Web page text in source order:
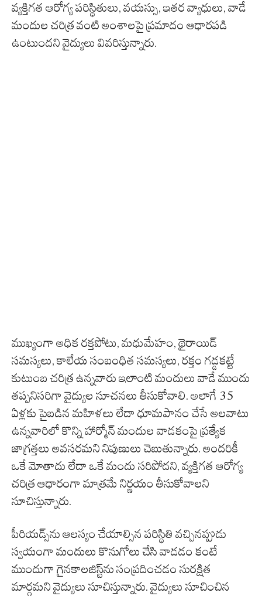
వ్యక్తిగత ఆరోగ్య పరిస్థితులు, వయస్సు, ఇతర వ్యాధులు, వాడే
మందుల చరిత్ర వంటి అంశాలపై ప్రమాదం ఆధారపడి
ఉంటుందని వైద్యులు వివరిస్తున్నారు.
ముఖ్యంగా అధిక రక్తపోటు, మధుమేహం, థైరాయిడ్
సమస్యలు, కాలేయ సంబంధిత సమస్యలు, రక్తం గడ్డకట్టే
కుటుంబ చరిత్ర ఉన్నవారు ఇలాంటి మందులు వాడే ముందు
తప్పనిసరిగా వైద్యుల సూచనలు తీసుకోవాలి. అలాగే 35
ఏళ్లకు పైబడిన మహిళలు లేదా ధూమపానం చేసే అలవాటు
ఉన్నవారిలో కొన్ని హార్మోన్ మందుల వాడకంపై ప్రత్యేక
జాగ్రత్తలు అవసరమని నిపుణులు చెబుతున్నారు. అందరికీ
ఒకే మోతాదు లేదా ఒకే మందు సరిపోదని, వ్యక్తిగత ఆరోగ్య
చరిత్ర ఆధారంగా మాత్రమే నిర్ణయం తీసుకోవాలని
సూచిస్తున్నారు.
పీరియడ్స్‌ను ఆలస్యం చేయాల్సిన పరిస్థితి వచ్చినప్పుడు
స్వయంగా మందులు కొనుగోలు చేసి వాడడం కంటే
ముందుగా గైనకాలజిస్ట్‌ను సంప్రదించడం సురక్షిత
మార్గమని వైద్యులు సూచిస్తున్నారు. వైద్యులు సూచించిన